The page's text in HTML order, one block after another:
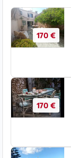
170 €
170 €